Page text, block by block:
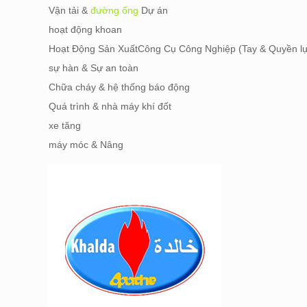
Vận tải &đường ống Dự án
hoạt động khoan
Hoạt Động Sản XuấtCông Cụ Công Nghiệp (Tay & Quyền
sự hàn & Sự an toàn
Chữa cháy & hệ thống báo động
Quá trình & nhà máy khí đốt
xe tăng
máy móc & Nâng